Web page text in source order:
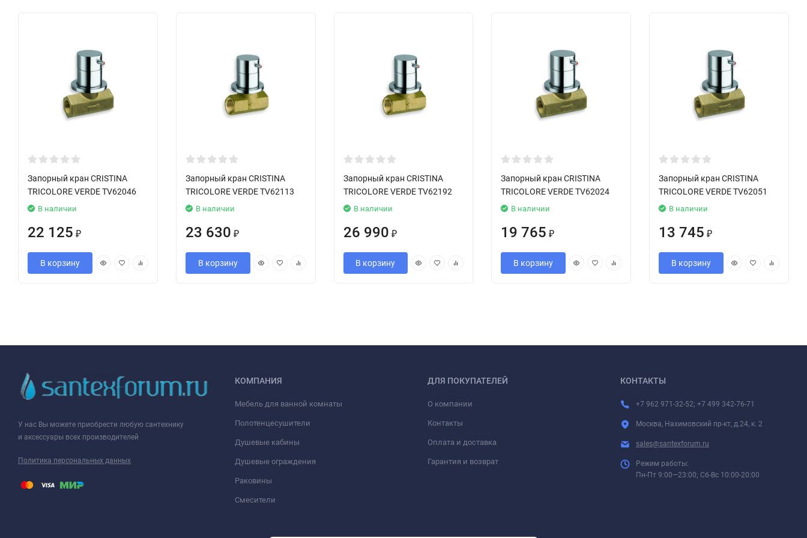
Запорный кран CRISTINA
TRICOLORE VERDE TV62046
В наличии
22 125 ₽
В корзину
Запорный кран CRISTINA
TRICOLORE VERDE TV62113
В наличии
23 630 ₽
В корзину
Запорный кран CRISTINA
TRICOLORE VERDE TV62192
В наличии
26 990 ₽
В корзину
Запорный кран CRISTINA
TRICOLORE VERDE TV62024
В наличии
19 765 ₽
В корзину
Запорный кран CRISTINA
TRICOLORE VERDE TV62051
В наличии
13 745 ₽
В корзину
У нас Вы можете приобрести любую сантехнику
и аксессуары всех производителей
Политика персональных данных
КОМПАНИЯ
Мебель для ванной комнаты
Полотенцесушители
Душевые кабины
Душевые ограждения
Раковины
Смесители
ДЛЯ ПОКУПАТЕЛЕЙ
О компании
Контакты
Оплата и доставка
Гарантия и возврат
КОНТАКТЫ
+7 962 971-32-52; +7 499 342-76-71
Москва, Нахимовский пр-кт, д.24, к. 2
sales@santexforum.ru
Режим работы:
Пн-Пт 9:00—23:00; Сб-Вс 10:00-20:00